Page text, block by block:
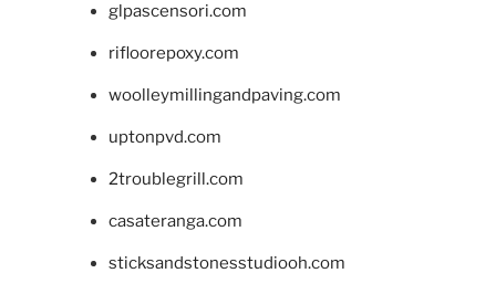
glpascensori.com
rifloorepoxy.com
woolleymillingandpaving.com
uptonpvd.com
2troublegrill.com
casateranga.com
sticksandstonesstudiooh.com